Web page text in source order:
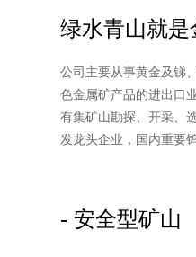
绿水青山就是
公司主要从事黄金及锑
色金属矿产品的进出口
有集矿山勘探、开采、
发龙头企业，国内重要
- 安全型矿山